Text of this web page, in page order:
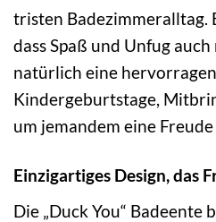
tristen Badezimmeralltag.
dass Spaß und Unfug
natürlich eine
Kindergeburtstage,
um jemandem eine
Einzigartiges Design, das
Die „Duck You“ Badeente